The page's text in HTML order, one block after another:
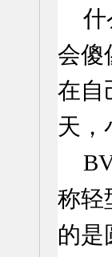
什
会傻
在自
天，
称轻
的是